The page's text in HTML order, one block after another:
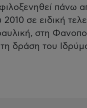
πάνω
σε ειδική
στη
δράση του